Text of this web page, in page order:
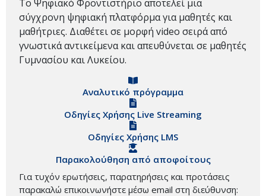
Το Ψηφιακό Φροντιστήριο αποτελεί μια
σύγχρονη ψηφιακή πλατφόρμα για μαθητές και
μαθήτριες. Διαθέτει σε μορφή video σειρά από
γνωστικά αντικείμενα και απευθύνεται σε μαθητές
Γυμνασίου και Λυκείου.
Αναλυτικό πρόγραμμα
Οδηγίες Χρήσης Live Streaming
Οδηγίες Χρήσης LMS
Παρακολούθηση από αποφοίτους
Για τυχόν ερωτήσεις, παρατηρήσεις και προτάσεις
παρακαλώ επικοινωνήστε μέσω email στη διεύθυνση: